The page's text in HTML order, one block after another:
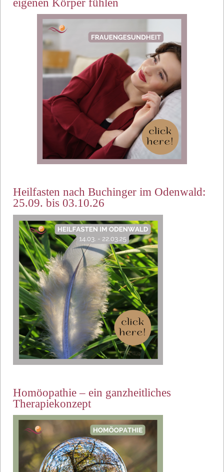
eigenen Körper fühlen
Heilfasten nach Buchinger im Odenwald:
25.09. bis 03.10.26
Homöopathie – ein ganzheitliches
Therapiekonzept